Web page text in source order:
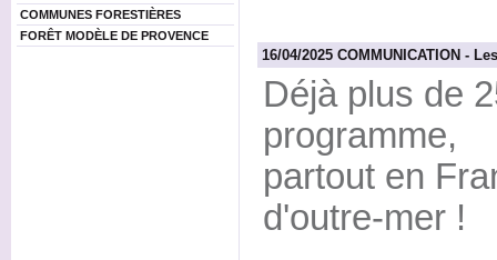
COMMUNES FORESTIÈRES
FORÊT MODÈLE DE PROVENCE
16/04/2025 COMMUNICATION -
Déjà plus de
programme,
partout en
d'outre-mer !